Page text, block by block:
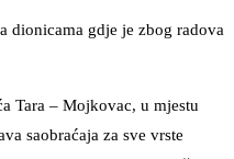
dionicama gdje je zbog radova
Tara – Mojkovac, u mjestu
saobraćaja za sve vrste